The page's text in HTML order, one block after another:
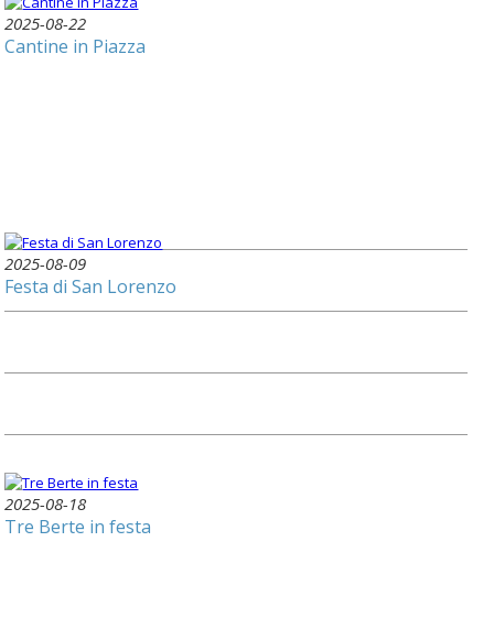
2025-08-22
Cantine in Piazza
2025-08-09
Festa di San Lorenzo
2025-08-18
Tre Berte in festa